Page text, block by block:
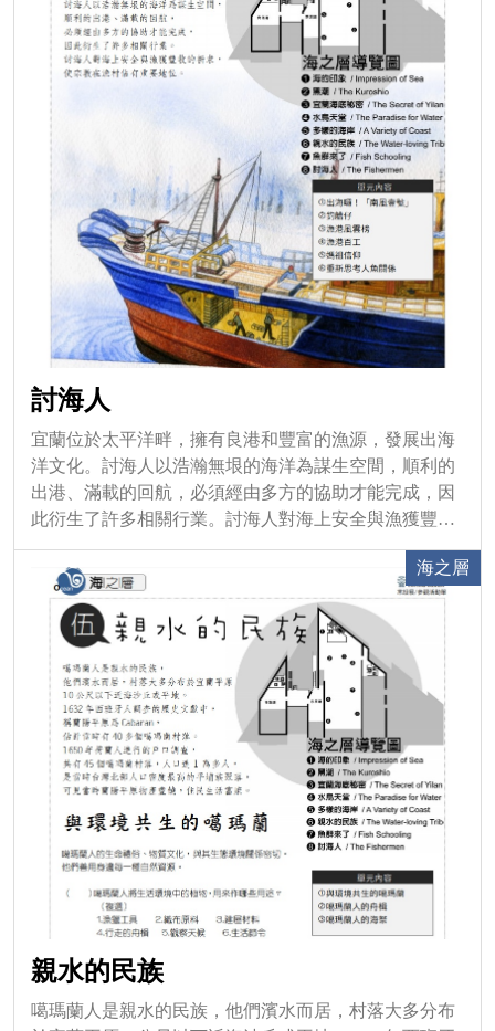
討海人
宜蘭位於太平洋畔，擁有良港和豐富的漁源，發展出海
洋文化。討海人以浩瀚無垠的海洋為謀生空間，順利的
出港、滿載的回航，必須經由多方的協助才能完成，因
此衍生了許多相關行業。討海人對海上安全與漁獲豐收
的祈求，使宗教在漁村佔有重要地位。 展覽日期：常
設展2010年10月16日起~
海之層
親水的民族
噶瑪蘭人是親水的民族，他們濱水而居，村落大多分布